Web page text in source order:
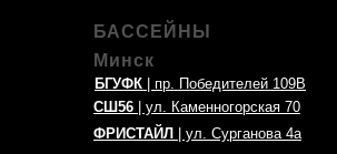
Минск
БАССЕЙНЫ
БГУФК | пр. Победителей 109В
ФРИСТАЙЛ | ул. Сурганова 4а
СШ56 | ул. Каменногорская 70